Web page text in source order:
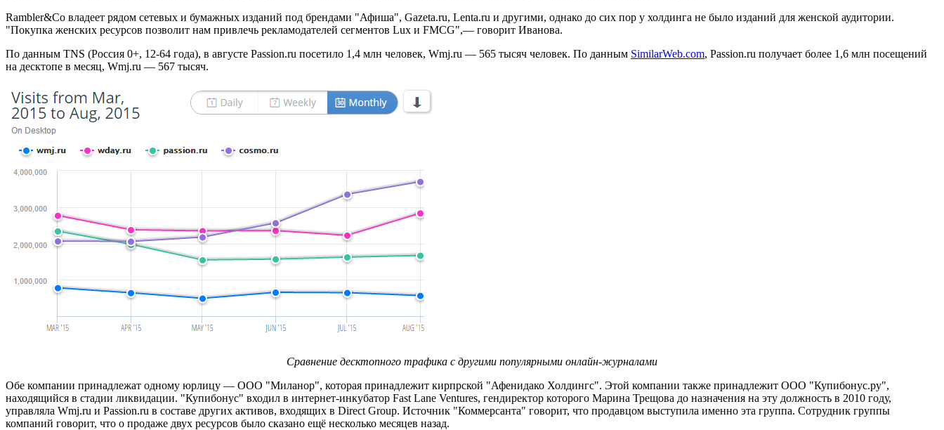
Rambler&Co владеет рядом сетевых и бумажных изданий под брендами "Афиша", Gazeta.ru, Lenta.ru и другими, однако до сих пор у холдинга не было изданий для женской аудитории.
"Покупка женских ресурсов позволит нам привлечь рекламодателей сегментов Lux и FMCG",— говорит Иванова.
По данным TNS (Россия 0+, 12-64 года), в августе Passion.ru посетило 1,4 млн человек, Wmj.ru — 565 тысяч человек. По данным SimilarWeb.com, Passion.ru получает более 1,6 млн посещений
на десктопе в месяц, Wmj.ru — 567 тысяч.
Сравнение десктопного трафика с другими популярными онлайн-журналами
Обе компании принадлежат одному юрлицу — ООО "Миланор", которая принадлежит кирпрской "Афенидако Холдингс". Этой компании также принадлежит ООО "Купибонус.ру",
находящийся в стадии ликвидации. "Купибонус" входил в интернет-инкубатор Fast Lane Ventures, гендиректор которого Марина Трещова до назначения на эту должность в 2010 году,
управляла Wmj.ru и Passion.ru в составе других активов, входящих в Direct Group. Источник "Коммерсанта" говорит, что продавцом выступила именно эта группа. Сотрудник группы
компаний говорит, что о продаже двух ресурсов было сказано ещё несколько месяцев назад.